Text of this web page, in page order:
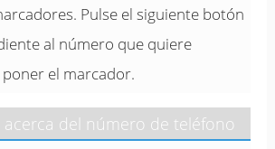
Pulse el siguiente botón
al número que quiere
el marcador.
del número de teléfono